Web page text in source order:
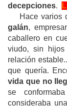
decepciones.
Hace varios
galán,
caballero en
viudo, sin
relación
que quería.
vida que no
se
consideraba